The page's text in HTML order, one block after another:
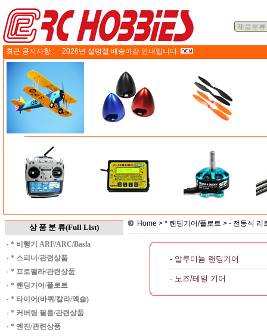
최근 공지사항 : 2026년 설명절 배송마감 안내입니다.
상 품 분 류(Full List)
· * 비행기 ARF/ARC/Basla
· * 스피너/관련상품
· * 프로펠라/관련상품
· * 랜딩기어/플로트
· * 타이어(바퀴/칼라/엑슬)
· * 커버링 필름/관련상품
· * 엔진/관련상품
Home > * 랜딩기어/플로트 > - 전동식 리
- 알루미늄 랜딩기어
- 노즈/테일 기어